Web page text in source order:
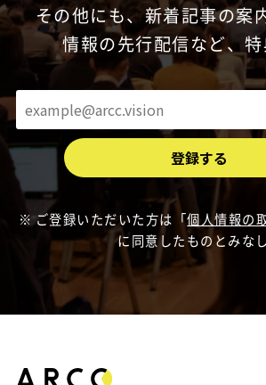
その他にも、新着記事の案
情報の先行配信など、
ご登録いただいた方は「個人情報の
に同意したものとみな